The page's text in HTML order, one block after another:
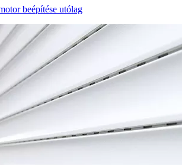
beépítése utólag